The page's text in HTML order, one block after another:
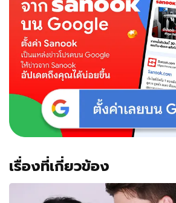
Ruthless
(2025)
ละคร
แนว
แมน
กด
า
เรื่องที่เกี่ยวข้อง